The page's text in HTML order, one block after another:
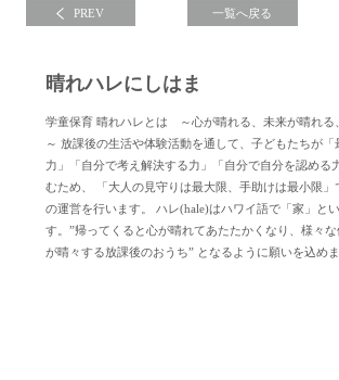
PREV 一覧へ戻る
晴れハレにしはま
学童保育 晴れハレとは ～心が晴れる、未来が晴れる
～ 放課後の生活や体験活動を通して、子どもたちが「
力」「自分で考え解決する力」「自分で自分を認める
むため、 「大人の見守りは最大限、手助けは最小限」
の運営を行います。 ハレ(hale)はハワイ語で「家」と
す。”帰ってくると心が晴れてあたたかくなり、様々
が晴々する放課後のおうち” となるように願いを込めま